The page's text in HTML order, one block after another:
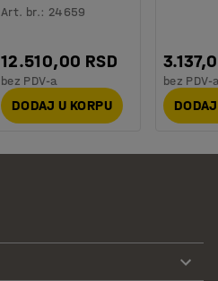
Art. br.: 24659
12.510,00 RSD
bez PDV-a
DODAJ U KORPU
bez PDV-